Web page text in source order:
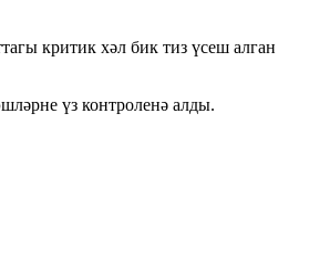
критик хәл бик тиз үсеш алган
үз контроленә алды.